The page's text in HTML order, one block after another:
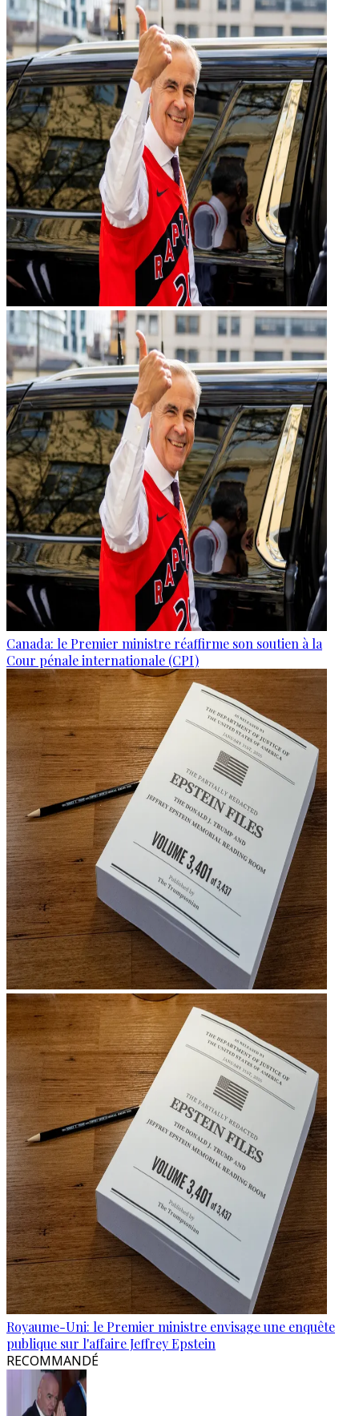
Canada: le Premier ministre réaffirme son soutien à la
Cour pénale internationale (CPI)
Royaume-Uni: le Premier ministre envisage une enquête
publique sur l'affaire Jeffrey Epstein
RECOMMANDÉ